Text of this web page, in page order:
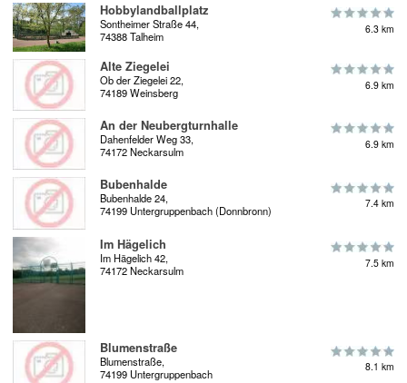
Hobbylandballplatz
Sontheimer Straße 44,
74388 Talheim
6.3 km
Alte Ziegelei
Ob der Ziegelei 22,
74189 Weinsberg
6.9 km
An der Neubergturnhalle
Dahenfelder Weg 33,
74172 Neckarsulm
6.9 km
Bubenhalde
Bubenhalde 24,
74199 Untergruppenbach (Donnbronn)
7.4 km
Im Hägelich
Im Hägelich 42,
74172 Neckarsulm
7.5 km
Blumenstraße
Blumenstraße,
74199 Untergruppenbach
8.1 km